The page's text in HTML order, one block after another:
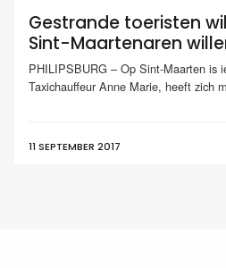
Gestrande toeristen
Sint-Maartenaren
PHILIPSBURG – Op Sint-Maarten is
Taxichauffeur Anne Marie, heeft zich
11 SEPTEMBER 2017